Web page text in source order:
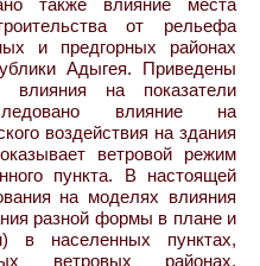
также влияние места
от рельефа
и предгорных районах
Адыгея. Приведены
влияния на показатели
влияние на
воздействия на здания
ветровой режим
пункта. В настоящей
на моделях влияния
разной формы в плане и
населенных пунктах,
ветровых районах.